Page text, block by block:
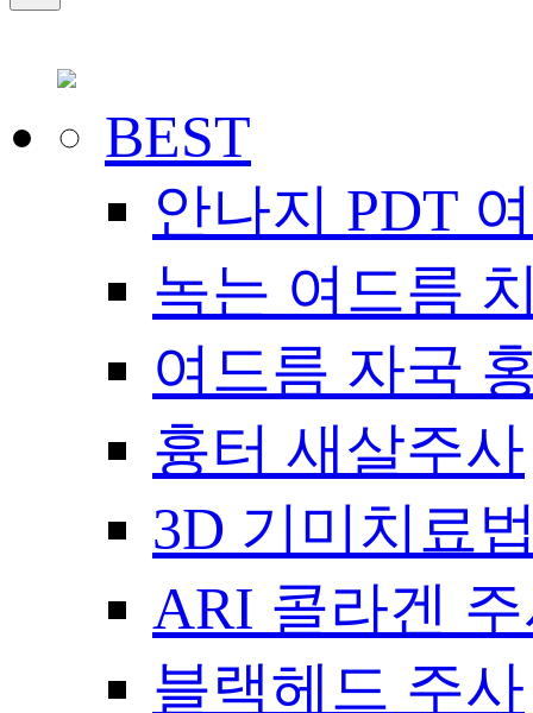
BEST
안나지 PDT
녹는 여드름
여드름 자국
흉터 새살주사
3D 기미치료
ARI 콜라겐
블랙헤드 주사